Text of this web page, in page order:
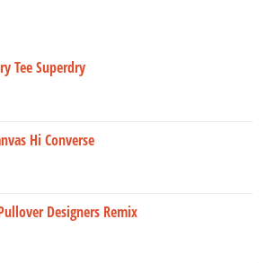
Tee Superdry
Hi Converse
Designers Remix